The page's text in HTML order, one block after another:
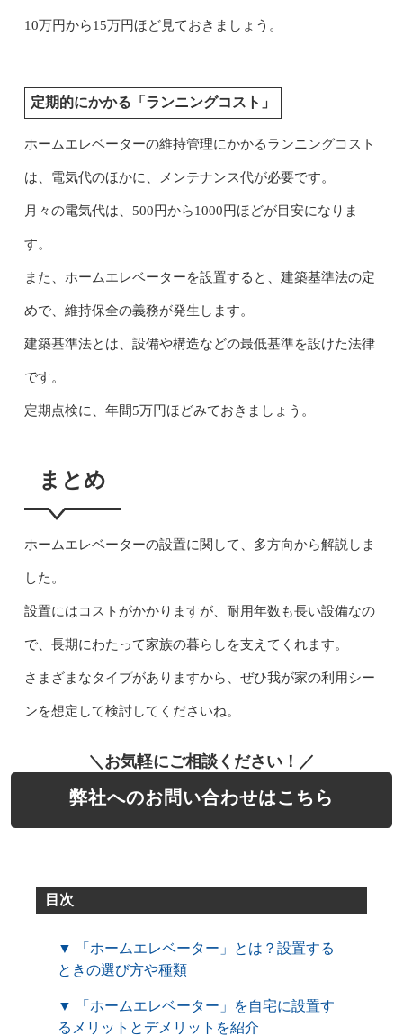
10万円から15万円ほど見ておきましょう。
定期的にかかる「ランニングコスト」
ホームエレベーターの維持管理にかかるランニングコスト
は、電気代のほかに、メンテナンス代が必要です。
月々の電気代は、500円から1000円ほどが目安になりま
す。
また、ホームエレベーターを設置すると、建築基準法の定
めで、維持保全の義務が発生します。
建築基準法とは、設備や構造などの最低基準を設けた法律
です。
定期点検に、年間5万円ほどみておきましょう。
まとめ
ホームエレベーターの設置に関して、多方向から解説しま
した。
設置にはコストがかかりますが、耐用年数も長い設備なの
で、長期にわたって家族の暮らしを支えてくれます。
さまざまなタイプがありますから、ぜひ我が家の利用シー
ンを想定して検討してくださいね。
＼お気軽にご相談ください！／
弊社へのお問い合わせはこちら
目次
▼ 「ホームエレベーター」とは？設置する
ときの選び方や種類
▼ 「ホームエレベーター」を自宅に設置す
るメリットとデメリットを紹介